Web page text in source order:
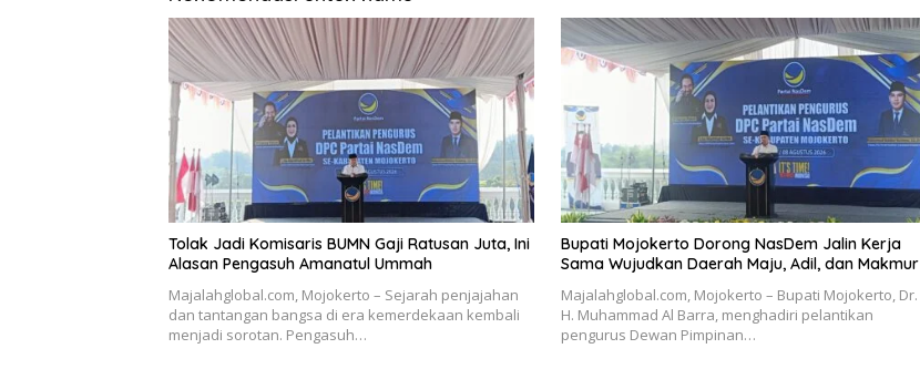
Tolak Jadi Komisaris BUMN Gaji Ratusan Juta, Ini
Alasan Pengasuh Amanatul Ummah
Majalahglobal.com, Mojokerto – Sejarah penjajahan
dan tantangan bangsa di era kemerdekaan kembali
menjadi sorotan. Pengasuh…
Bupati Mojokerto Dorong NasDem Jalin Kerja
Sama Wujudkan Daerah Maju, Adil, dan Makmur
Majalahglobal.com, Mojokerto – Bupati Mojokerto, Dr.
H. Muhammad Al Barra, menghadiri pelantikan
pengurus Dewan Pimpinan…